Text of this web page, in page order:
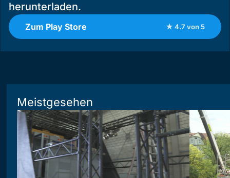
herunterladen.
Zum Play Store ★ 4.7 von 5
Meistgesehen